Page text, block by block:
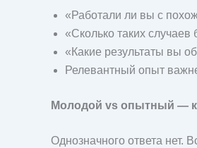
«Работали ли вы с
«Сколько таких случаев
«Какие результаты вы
Релевантный опыт
Молодой vs опытный —
Однозначного ответа нет.